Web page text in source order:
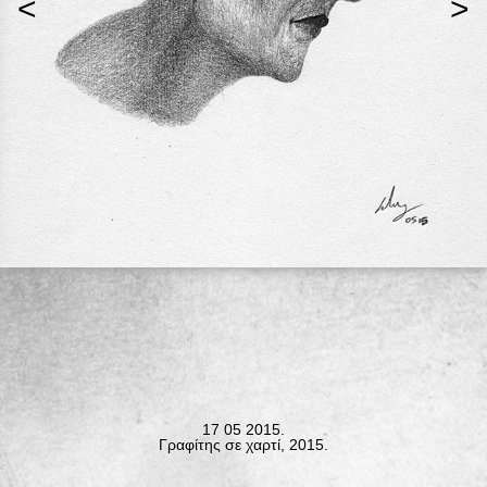
17 05 2015.
Γραφίτης σε χαρτί, 2015.
< >